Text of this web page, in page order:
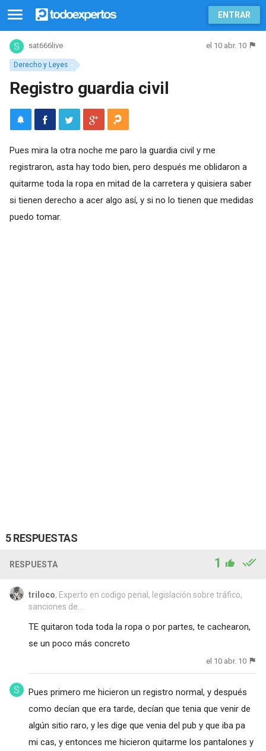
ENTRAR
Derecho y Leyes
sat666live el 10 abr. 10
Registro guardia civil
Pues mira la otra noche me paro la guardia civil y me
registraron, asta hay todo bien, pero después me oblidaron a
quitarme toda la ropa en mitad de la carretera y quisiera saber
si tienen derecho a acer algo así, y si no lo tienen que medidas
puedo tomar.
5 RESPUESTAS
RESPUESTA 1
triloco, Experto en codigo penal, legislación sobre tráfico,
sanciones de...
TE quitaron toda toda la ropa o por partes, te cachearon,
se un poco más concreto
el 10 abr. 10
Pues primero me hicieron un registro normal, y después
como decían que era tarde, decían que tenia que venir de
algún sitio raro, y les dige que venia del pub y que iba pa
mi cas, y entonces me hicieron quitarme los pantalones y